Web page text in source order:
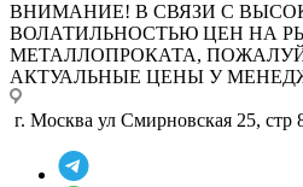
ВНИМАНИЕ! В СВЯЗИ С
ВОЛАТИЛЬНОСТЬЮ ЦЕН НА
МЕТАЛЛОПРОКАТА,
АКТУАЛЬНЫЕ ЦЕНЫ У
г. Москва ул Смирновская 25, стр